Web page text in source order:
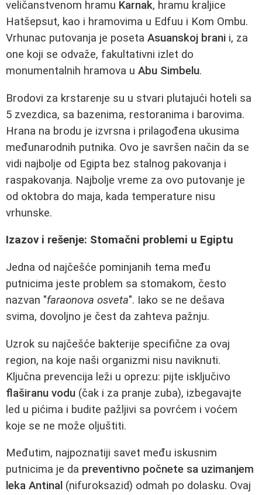
veličanstvenom hramu Karnak, hramu kraljice
Hatšepsut, kao i hramovima u Edfuu i Kom Ombu.
Vrhunac putovanja je poseta Asuanskoj brani i, za
one koji se odvaže, fakultativni izlet do
monumentalnih hramova u Abu Simbelu.
Brodovi za krstarenje su u stvari plutajući hoteli sa
5 zvezdica, sa bazenima, restoranima i barovima.
Hrana na brodu je izvrsna i prilagođena ukusima
međunarodnih putnika. Ovo je savršen način da se
vidi najbolje od Egipta bez stalnog pakovanja i
raspakovanja. Najbolje vreme za ovo putovanje je
od oktobra do maja, kada temperature nisu
vrhunske.
Izazov i rešenje: Stomačni problemi u Egiptu
Jedna od najčešće pominjanih tema među
putnicima jeste problem sa stomakom, često
nazvan "faraonova osveta". Iako se ne dešava
svima, dovoljno je čest da zahteva pažnju.
Uzrok su najčešće bakterije specifične za ovaj
region, na koje naši organizmi nisu naviknuti.
Ključna prevencija leži u oprezu: pijte isključivo
flaširanu vodu (čak i za pranje zuba), izbegavajte
led u pićima i budite pažljivi sa povrćem i voćem
koje se ne može oljuštiti.
Međutim, najpoznatiji savet među iskusnim
putnicima je da preventivno počnete sa uzimanjem
leka Antinal (nifuroksazid) odmah po dolasku. Ovaj